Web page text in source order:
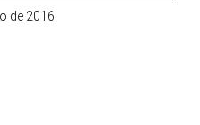
de 2016